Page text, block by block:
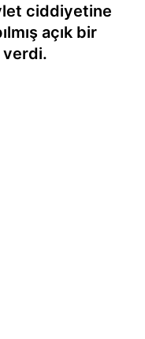
ciddiyetine
açık bir
verdi.